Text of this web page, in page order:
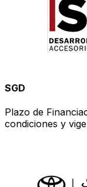
SGD
Plazo de
condiciones y